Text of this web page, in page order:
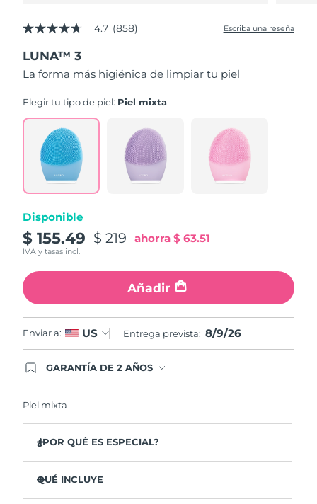
4.7
5
estrellas,
valor
de
Read
Reviews.
Enlace
misma
4.7 (858) Escriba una reseña
LUNA™ 3
La forma más higiénica de limpiar tu piel
Elegir tu tipo de piel: Piel mixta
Disponible
$ 155.49 $ 219 ahorra$ 63.51
IVA y tasas incl.
Añadir
Enviar a: US Entrega prevista: 8/9/26
GARANTÍA DE 2 AÑOS
de tener algún problema durante los 2 años
producto sin cargo alguno.
Piel mixta
¿POR QUÉ ES ESPECIAL?
maquillaje de la piel. Clínicamente probado.
Elimina las impurezas que se acumulan en los poros,
QUÉ INCLUYE